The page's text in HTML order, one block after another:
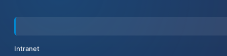
Intranet